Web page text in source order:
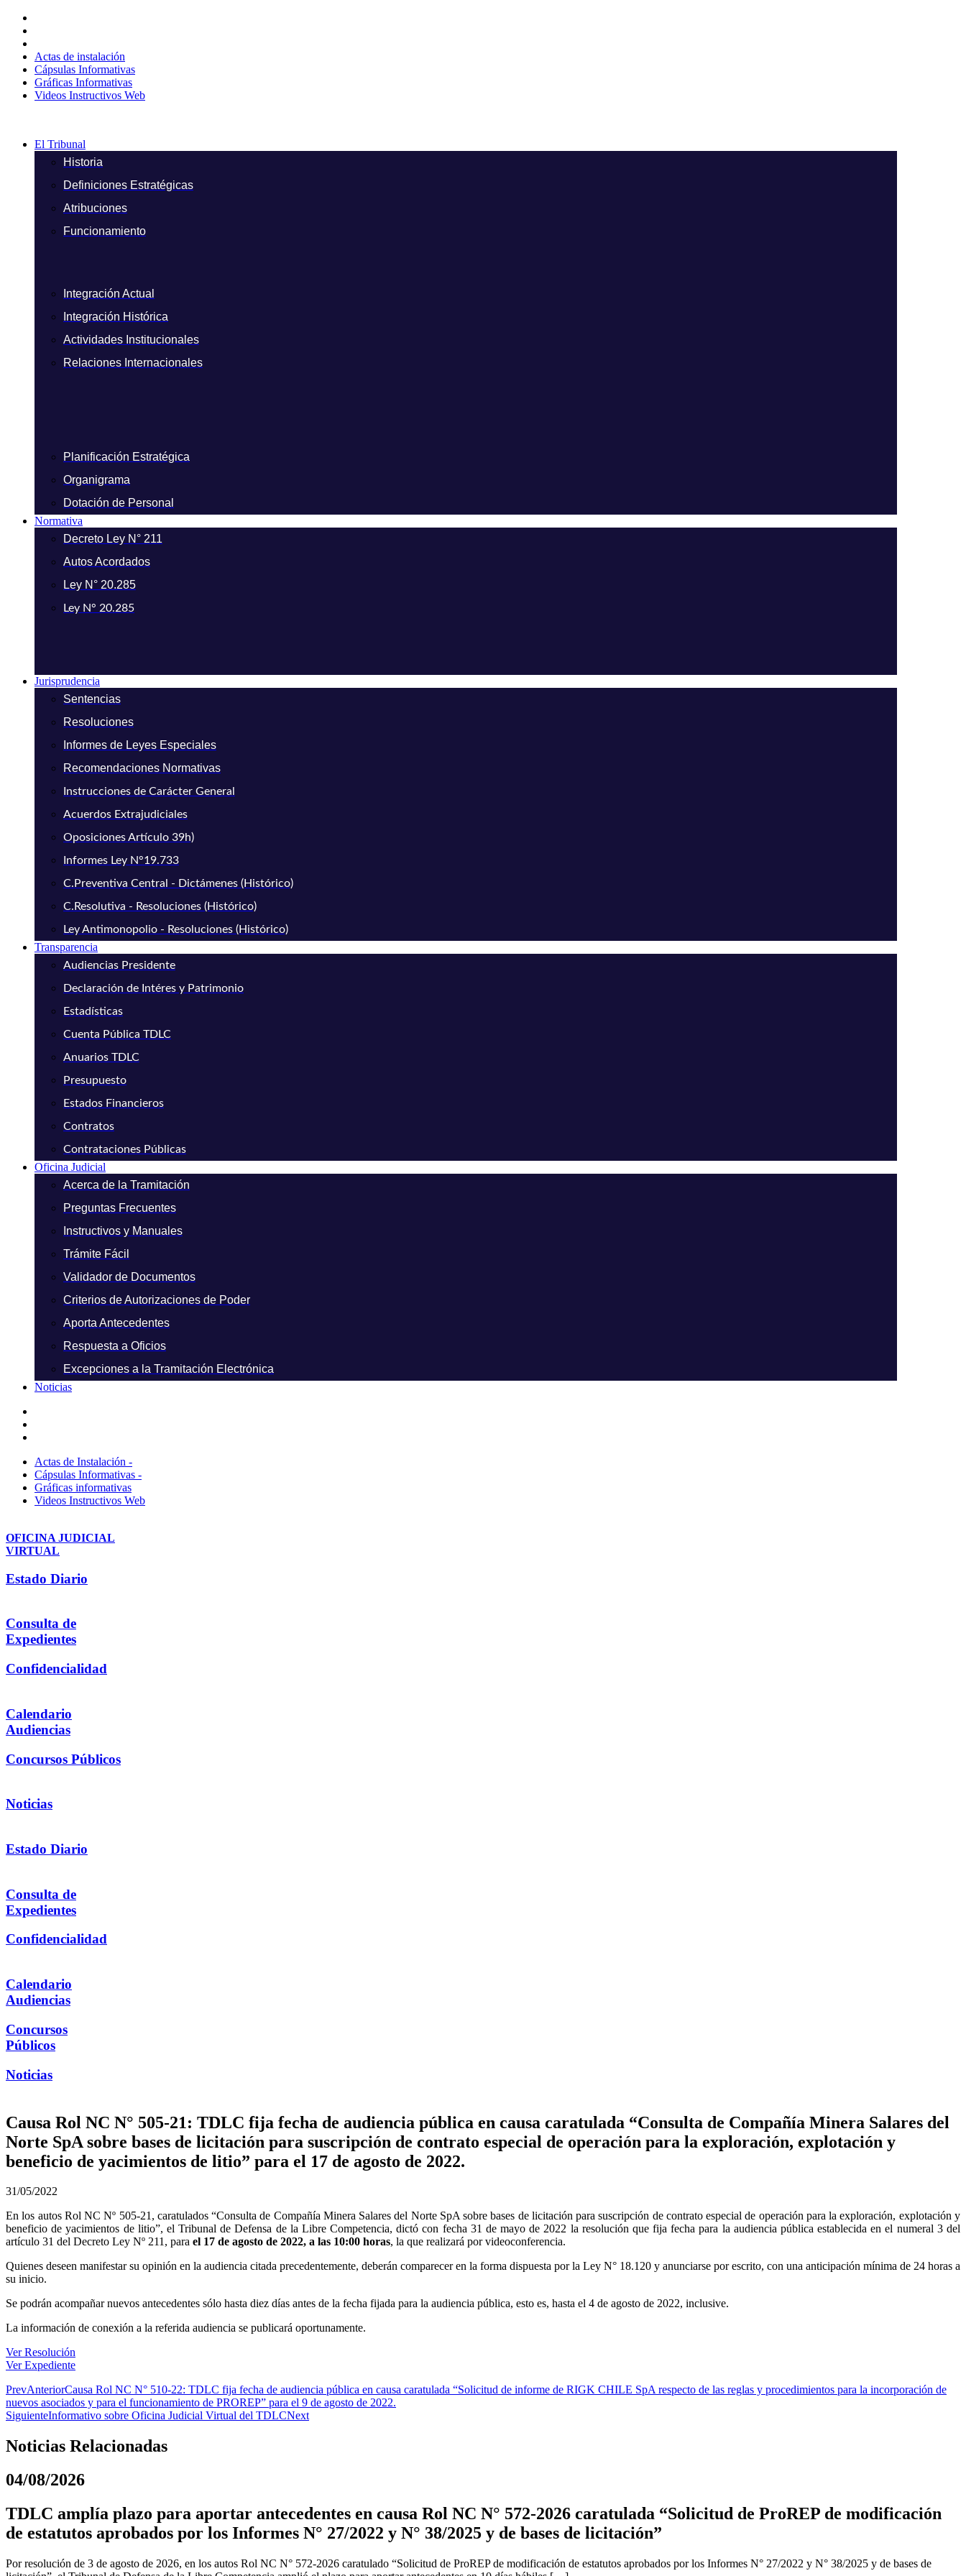
contenido
Actas de instalación
Cápsulas Informativas
Gráficas Informativas
Videos Instructivos Web
El Tribunal
Historia
Definiciones Estratégicas
Atribuciones
Funcionamiento
Integración Actual
Integración Histórica
Actividades Institucionales
Relaciones Internacionales
Planificación Estratégica
Organigrama
Dotación de Personal
Normativa
Decreto Ley N° 211
Autos Acordados
Ley N° 20.285
Ley N° 20.285
Jurisprudencia
Sentencias
Resoluciones
Informes de Leyes Especiales
Recomendaciones Normativas
Instrucciones de Carácter General
Acuerdos Extrajudiciales
Oposiciones Artículo 39h)
Informes Ley N°19.733
C.Preventiva Central - Dictámenes (Histórico)
C.Resolutiva - Resoluciones (Histórico)
Ley Antimonopolio - Resoluciones (Histórico)
Transparencia
Audiencias Presidente
Declaración de Intéres y Patrimonio
Estadísticas
Cuenta Pública TDLC
Anuarios TDLC
Presupuesto
Estados Financieros
Contratos
Contrataciones Públicas
Oficina Judicial
Acerca de la Tramitación
Preguntas Frecuentes
Instructivos y Manuales
Trámite Fácil
Validador de Documentos
Criterios de Autorizaciones de Poder
Aporta Antecedentes
Respuesta a Oficios
Excepciones a la Tramitación Electrónica
Noticias
Actas de Instalación -
Cápsulas Informativas -
Gráficas informativas
Videos Instructivos Web
OFICINA JUDICIAL
VIRTUAL
Estado Diario
Consulta de
Expedientes
Confidencialidad
Calendario
Audiencias
Concursos Públicos
Noticias
Estado Diario
Consulta de
Expedientes
Confidencialidad
Calendario
Audiencias
Concursos
Públicos
Noticias
Causa Rol NC N° 505-21: TDLC fija fecha de audiencia pública en causa caratulada “Consulta de Compañía Minera Salares del
Norte SpA sobre bases de licitación para suscripción de contrato especial de operación para la exploración, explotación y
beneficio de yacimientos de litio” para el 17 de agosto de 2022.
31/05/2022
En los autos Rol NC Nº 505-21, caratulados “Consulta de Compañía Minera Salares del Norte SpA sobre bases de licitación para suscripción de contrato especial de operación para la exploración, explotación y
beneficio de yacimientos de litio”, el Tribunal de Defensa de la Libre Competencia, dictó con fecha 31 de mayo de 2022 la resolución que fija fecha para la audiencia pública establecida en el numeral 3 del
artículo 31 del Decreto Ley Nº 211, para el 17 de agosto de 2022, a las 10:00 horas, la que realizará por videoconferencia.
Quienes deseen manifestar su opinión en la audiencia citada precedentemente, deberán comparecer en la forma dispuesta por la Ley N° 18.120 y anunciarse por escrito, con una anticipación mínima de 24 horas a
su inicio.
Se podrán acompañar nuevos antecedentes sólo hasta diez días antes de la fecha fijada para la audiencia pública, esto es, hasta el 4 de agosto de 2022, inclusive.
La información de conexión a la referida audiencia se publicará oportunamente.
Ver Resolución
Ver Expediente
PrevAnteriorCausa Rol NC N° 510-22: TDLC fija fecha de audiencia pública en causa caratulada “Solicitud de informe de RIGK CHILE SpA respecto de las reglas y procedimientos para la incorporación de
nuevos asociados y para el funcionamiento de PROREP” para el 9 de agosto de 2022.
SiguienteInformativo sobre Oficina Judicial Virtual del TDLCNext
Noticias Relacionadas
04/08/2026
TDLC amplía plazo para aportar antecedentes en causa Rol NC N° 572-2026 caratulada “Solicitud de ProREP de modificación
de estatutos aprobados por los Informes N° 27/2022 y N° 38/2025 y de bases de licitación”
Por resolución de 3 de agosto de 2026, en los autos Rol NC N° 572-2026 caratulado “Solicitud de ProREP de modificación de estatutos aprobados por los Informes N° 27/2022 y N° 38/2025 y de bases de